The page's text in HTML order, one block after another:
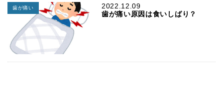
2022.12.09
歯が痛い
歯が痛い原因は食いしばり？